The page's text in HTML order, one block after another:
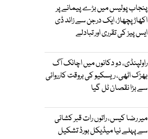
پنجاب پولیس میں بڑے پیمانے پر
اکھاڑ پچھاڑ، ایک درجن سے زائد ڈی
ایس پیز کی تقرری اور تبادلے
راولپنڈی، دو دکانوں میں اچانک آگ
بھڑک اٹھی، ریسکیو کی بروقت کارروائی
سے بڑا نقصان ٹل گیا
میر رضا کیس، راتوں رات قبر کشائی
سے پہلے نیا میڈیکل بورڈ تشکیل